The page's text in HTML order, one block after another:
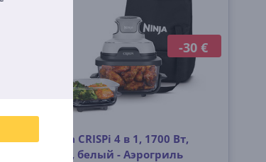
-30 €
Ninja CRISPi 4 в 1, 1700 Вт,
3,8 л, белый - Аэрогриль